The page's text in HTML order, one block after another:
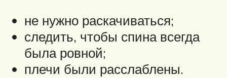
не нужно раскачиваться;
следить, чтобы спина всегда
была ровной;
плечи были расслаблены.